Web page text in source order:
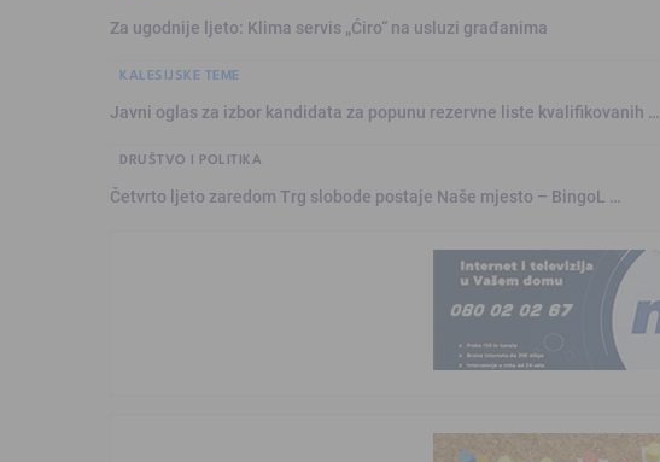
Za ugodnije ljeto: Klima servis „Ćiro“ na usluzi građanima
KALESIJSKE TEME
Javni oglas za izbor kandidata za popunu rezervne liste kvalifikovanih …
DRUŠTVO I POLITIKA
Četvrto ljeto zaredom Trg slobode postaje Naše mjesto – BingoL …